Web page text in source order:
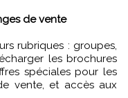
de vente
rubriques : groupes,
les brochures
spéciales pour les
vente, et accès aux